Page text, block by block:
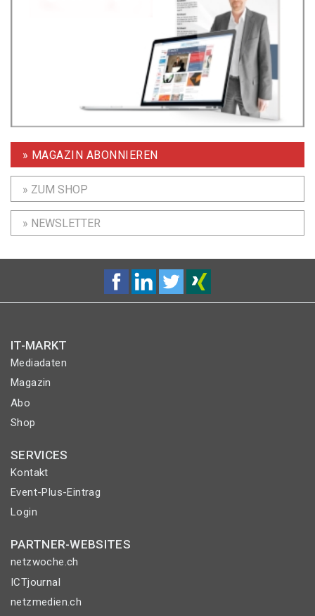
» MAGAZIN ABONNIEREN
» ZUM SHOP
» NEWSLETTER
IT-MARKT
Mediadaten
Magazin
Abo
Shop
SERVICES
Kontakt
Event-Plus-Eintrag
Login
PARTNER-WEBSITES
netzwoche.ch
ICTjournal
netzmedien.ch